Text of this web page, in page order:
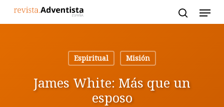
Espiritual
Misión
James White: Más que un
esposo